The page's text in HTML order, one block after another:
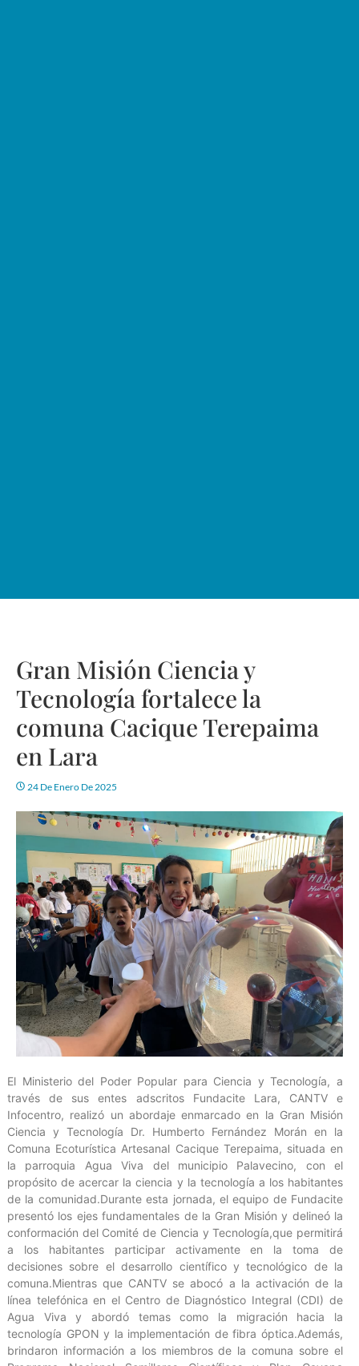
Gran Misión Ciencia y
Tecnología fortalece la
comuna Cacique Terepaima
en Lara
24 De Enero De 2025
El Ministerio del Poder Popular para Ciencia y Tecnología, a
través de sus entes adscritos Fundacite Lara, CANTV e
Infocentro, realizó un abordaje enmarcado en la Gran Misión
Ciencia y Tecnología Dr. Humberto Fernández Morán en la
Comuna Ecoturística Artesanal Cacique Terepaima, situada en
la parroquia Agua Viva del municipio Palavecino, con el
propósito de acercar la ciencia y la tecnología a los habitantes
de la comunidad.Durante esta jornada, el equipo de Fundacite
presentó los ejes fundamentales de la Gran Misión y delineó la
conformación del Comité de Ciencia y Tecnología,que permitirá
a los habitantes participar activamente en la toma de
decisiones sobre el desarrollo científico y tecnológico de la
comuna.Mientras que CANTV se abocó a la activación de la
línea telefónica en el Centro de Diagnóstico Integral (CDI) de
Agua Viva y abordó temas como la migración hacia la
tecnología GPON y la implementación de fibra óptica.Además,
brindaron información a los miembros de la comuna sobre el